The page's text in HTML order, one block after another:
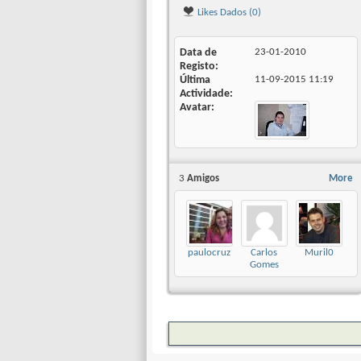
Likes Dados (0)
Data de
Registo
23-01-2010
Última
Actividade
11-09-2015 11:19
Avatar
More
3 Amigos
paulocruz
Carlos
Gomes
Muril0